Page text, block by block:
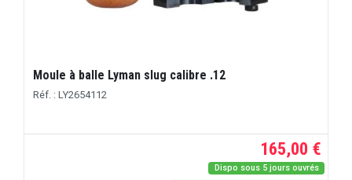
Moule à balle Lyman slug calibre .12
Réf. : LY2654112
165,00 €
Dispo sous 5 jours ouvrés